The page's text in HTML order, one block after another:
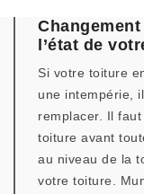
l’état de
Si votre toiture
une intempérie,
remplacer. Il
toiture avant
au niveau de la
votre toiture.